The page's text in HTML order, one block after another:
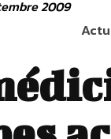
2009